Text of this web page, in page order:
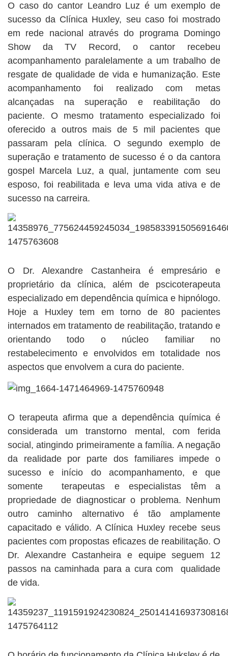
O caso do cantor Leandro Luz é um exemplo de
sucesso da Clínica Huxley, seu caso foi mostrado
em rede nacional através do programa Domingo
Show da TV Record, o cantor recebeu
acompanhamento paralelamente a um trabalho de
resgate de qualidade de vida e humanização. Este
acompanhamento foi realizado com metas
alcançadas na superação e reabilitação do
paciente. O mesmo tratamento especializado foi
oferecido a outros mais de 5 mil pacientes que
passaram pela clínica. O segundo exemplo de
superação e tratamento de sucesso é o da cantora
gospel Marcela Luz, a qual, juntamente com seu
esposo, foi reabilitada e leva uma vida ativa e de
sucesso na carreira.
O Dr. Alexandre Castanheira é empresário e
proprietário da clínica, além de pscicoterapeuta
especializado em dependência química e hipnólogo.
Hoje a Huxley tem em torno de 80 pacientes
internados em tratamento de reabilitação, tratando e
orientando todo o núcleo familiar no
restabelecimento e envolvidos em totalidade nos
aspectos que envolvem a cura do paciente.
O terapeuta afirma que a dependência química é
considerada um transtorno mental, com ferida
social, atingindo primeiramente a família. A negação
da realidade por parte dos familiares impede o
sucesso e início do acompanhamento, e que
somente terapeutas e especialistas têm a
propriedade de diagnosticar o problema. Nenhum
outro caminho alternativo é tão amplamente
capacitado e válido. A Clínica Huxley recebe seus
pacientes com propostas eficazes de reabilitação. O
Dr. Alexandre Castanheira e equipe seguem 12
passos na caminhada para a cura com qualidade
de vida.